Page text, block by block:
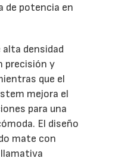
de potencia en
alta densidad
precisión y
que el
mejora el
para una
El diseño
mate con